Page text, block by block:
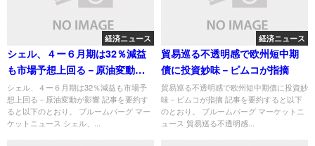
経済ニュース
シェル、４ー６月期は32％減益
も市場予想上回る－原油変動が
影響
シェル、４ー６月期は32％減益も市場予
想上回る－原油変動が影響 記事を要約す
ると以下のとおり。 ブルームバーグ マー
ケットニュース シェル、...
経済ニュース
貿易巡る不透明感で欧州短中期
債に投資妙味－ピムコが指摘
貿易巡る不透明感で欧州短中期債に投資妙
味－ピムコが指摘 記事を要約すると以下
のとおり。 ブルームバーグ マーケットニ
ュース 貿易巡る不透明感...